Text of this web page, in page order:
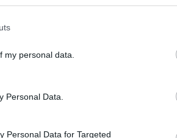
my personal data.
Personal Data.
Personal Data for Targeted
dai, non fa per me.
da piccolo,
mia mezza età.
è un giornalista, ma
un uomo d'impresa,